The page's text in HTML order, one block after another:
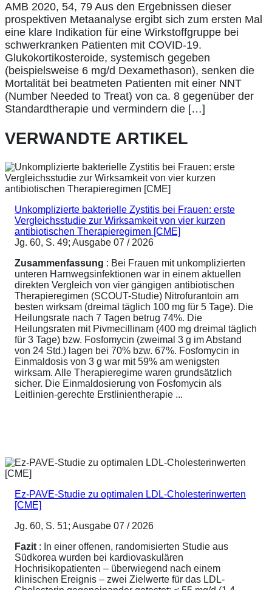
AMB 2020, 54, 79 Aus den Ergebnissen dieser
prospektiven Metaanalyse ergibt sich zum ersten Mal
eine klare Indikation für eine Wirkstoffgruppe bei
schwerkranken Patienten mit COVID-19.
Glukokortikosteroide, systemisch gegeben
(beispielsweise 6 mg/d Dexamethason), senken die
Mortalität bei beatmeten Patienten mit einer NNT
(Number Needed to Treat) von ca. 8 gegenüber der
Standardtherapie und vermindern die […]
VERWANDTE ARTIKEL
Unkomplizierte bakterielle Zystitis bei Frauen: erste
Vergleichsstudie zur Wirksamkeit von vier kurzen
antibiotischen Therapieregimen [CME]
Jg. 60, S. 49; Ausgabe 07 / 2026
Zusammenfassung : Bei Frauen mit unkomplizierten
unteren Harnwegsinfektionen war in einem aktuellen
direkten Vergleich von vier gängigen antibiotischen
Therapieregimen (SCOUT-Studie) Nitrofurantoin am
besten wirksam (dreimal täglich 100 mg für 5 Tage). Die
Heilungsrate nach 7 Tagen betrug 74%. Die
Heilungsraten mit Pivmecillinam (400 mg dreimal täglich
für 3 Tage) bzw. Fosfomycin (zweimal 3 g im Abstand
von 24 Std.) lagen bei 70% bzw. 67%. Fosfomycin in
Einmaldosis von 3 g war mit 59% am wenigsten
wirksam. Alle Therapieregime waren grundsätzlich
sicher. Die Einmaldosierung von Fosfomycin als
Leitlinien-gerechte Erstlinientherapie ...
Ez-PAVE-Studie zu optimalen LDL-Cholesterinwerten
[CME]
Jg. 60, S. 51; Ausgabe 07 / 2026
Fazit : In einer offenen, randomisierten Studie aus
Südkorea wurden bei kardiovaskulären
Hochrisikopatienten – überwiegend nach einem
klinischen Ereignis – zwei Zielwerte für das LDL-